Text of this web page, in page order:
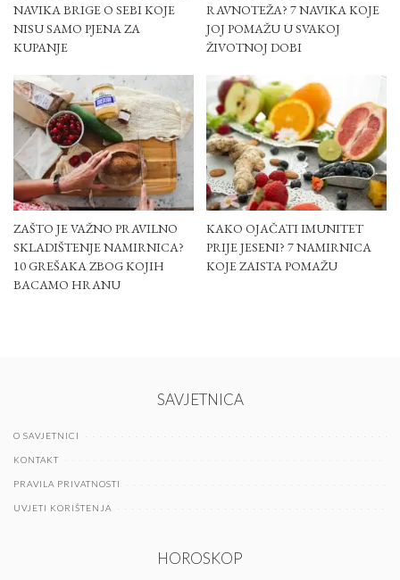
NAVIKA BRIGE O SEBI KOJE
NISU SAMO PJENA ZA
KUPANJE
RAVNOTEŽA? 7 NAVIKA KOJE
JOJ POMAŽU U SVAKOJ
ŽIVOTNOJ DOBI
ZAŠTO JE VAŽNO PRAVILNO
SKLADIŠTENJE NAMIRNICA?
10 GREŠAKA ZBOG KOJIH
BACAMO HRANU
KAKO OJAČATI IMUNITET
PRIJE JESENI? 7 NAMIRNICA
KOJE ZAISTA POMAŽU
SAVJETNICA
O SAVJETNICI
KONTAKT
PRAVILA PRIVATNOSTI
UVJETI KORIŠTENJA
HOROSKOP